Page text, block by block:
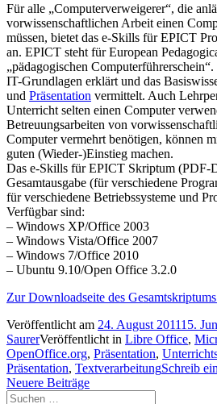
Für alle „Computerverweigerer“, die
vorwissenschaftlichen Arbeit einen
müssen, bietet das e-Skills für EPICT
an. EPICT steht für European
„pädagogischen
IT-Grundlagen erklärt und das
und Präsentation vermittelt. Auch
Unterricht selten einen Computer
Betreuungsarbeiten von
Computer vermehrt benötigen, können
guten (Wieder-)Einstieg machen.
Das e-Skills für EPICT Skriptum (PDF-
Gesamtausgabe (für verschiedene
für verschiedene Betriebssysteme und
Verfügbar sind:
– Windows XP/Office 2003
– Windows Vista/Office 2007
– Windows 7/Office 2010
– Ubuntu 9.10/Open Office 3.2.0
Zur Downloadseite des
Veröffentlicht am 24. August 201115.
SaurerVeröffentlicht in Libre Office,
OpenOffice.org, Präsentation,
Präsentation, TextverarbeitungSchreib
Beitragsnavigation
Neuere Beiträge
Suchen